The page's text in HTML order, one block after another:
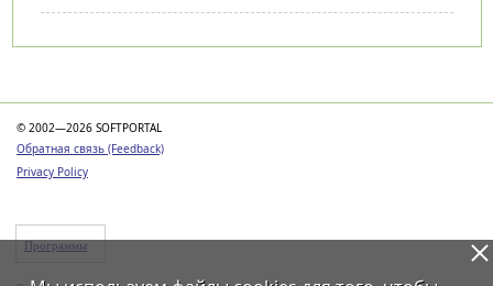
© 2002—2026 SOFTPORTAL
Обратная связь (Feedback)
Privacy Policy
Программы